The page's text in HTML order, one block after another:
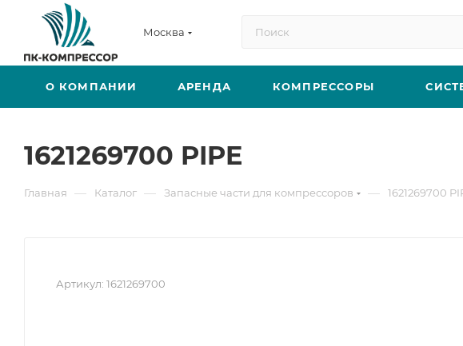
Москва
О КОМПАНИИ АРЕНДА КОМПРЕССОРЫ
1621269700 PIPE
Главная — Каталог — Запасные части для компрессоров — 1621269700
Артикул: 1621269700